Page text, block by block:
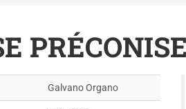
Galvano Organo